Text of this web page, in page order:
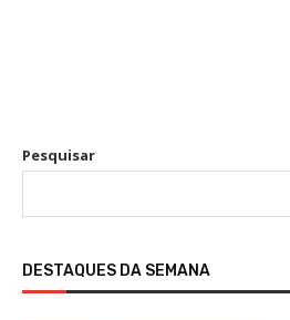
Pesquisar
DESTAQUES DA SEMANA